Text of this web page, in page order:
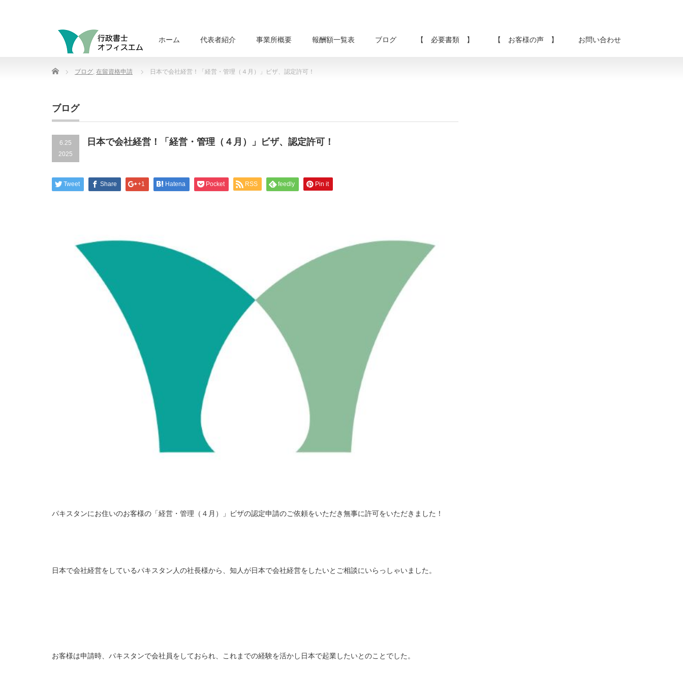
ホーム 代表者紹介 事業所概要 報酬額一覧表 ブログ 【 必要書類 】 【 お客様の声 】 お問い合わせ
Home ブログ, 在留資格申請 日本で会社経営！「経営・管理（４月）」ビザ、認定許可！
ブログ
6.25
2025
日本で会社経営！「経営・管理（４月）」ビザ、認定許可！
Tweet Share +1 Hatena Pocket RSS feedly Pin it
パキスタンにお住いのお客様の「経営・管理（４月）」ビザの認定申請のご依頼をいただき無事に許可をいただきました！
日本で会社経営をしているパキスタン人の社長様から、知人が日本で会社経営をしたいとご相談にいらっしゃいました。
お客様は申請時、パキスタンで会社員をしておられ、これまでの経験を活かし日本で起業したいとのことでした。